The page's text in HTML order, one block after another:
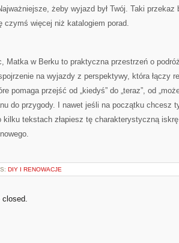
żeby wyjazd był Twój. Taki przekaz
czymś więcej niż katalogiem porad.
Matka w Berku to praktyczna przestrzeń o
na wyjazdy z perspektywy, która łączy
pomaga przejść od „kiedyś” do „teraz”, od
do przygody. I nawet jeśli na początku chcesz
kilku tekstach złapiesz tę charakterystyczną
DIY I RENOWACJE
closed.